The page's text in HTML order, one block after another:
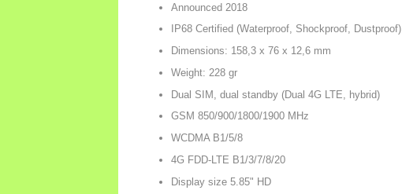
Announced 2018
IP68 Certified (Waterproof, Shockproof, Dustproof)
Dimensions: 158,3 x 76 x 12,6 mm
Weight: 228 gr
Dual SIM, dual standby (Dual 4G LTE, hybrid)
GSM 850/900/1800/1900 MHz
WCDMA B1/5/8
4G FDD-LTE B1/3/7/8/20
Display size 5.85" HD